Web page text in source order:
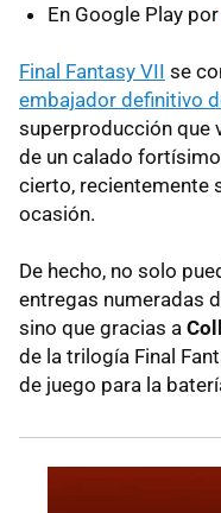
En Google Play por
Final Fantasy VII se
embajador definitivo
superproducción que
de un calado
cierto, recientemente
ocasión.
De hecho, no solo
entregas numeradas
sino que gracias a
de la trilogía Final
de juego para la